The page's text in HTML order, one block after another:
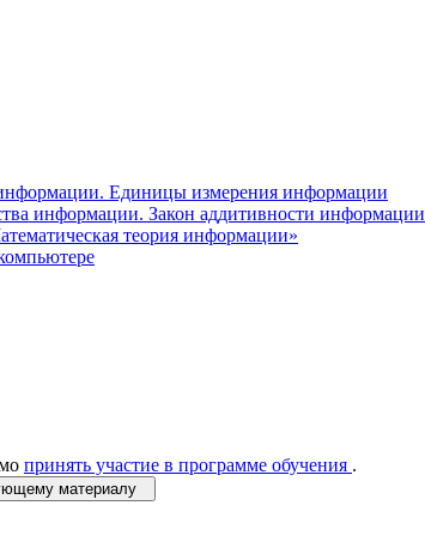
Единицы измерения информации
информации. Закон аддитивности информации
теория информации»
принять участие в программе обучения .
материалу